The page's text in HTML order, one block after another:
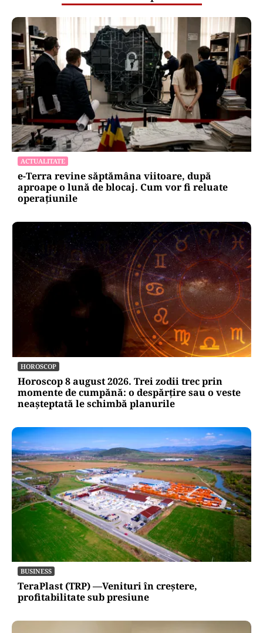
ACTUALITATE
e-Terra revine săptămâna viitoare, după
aproape o lună de blocaj. Cum vor fi reluate
operațiunile
HOROSCOP
Horoscop 8 august 2026. Trei zodii trec prin
momente de cumpănă: o despărțire sau o veste
neașteptată le schimbă planurile
BUSINESS
TeraPlast (TRP) —Venituri în creștere,
profitabilitate sub presiune